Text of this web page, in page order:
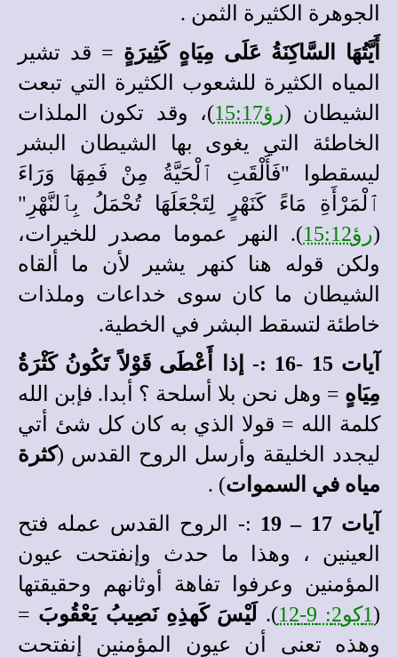
الجوهرة الكثيرة الثمن .
أَيَّتُهَا السَّاكِنَةُ عَلَى مِيَاهٍ كَثِيرَةٍ = قد تشير
المياه الكثيرة للشعوب الكثيرة التي تبعت
الشيطان (رؤ15:17
)، وقد تكون الملذات
الخاطئة التي يغوى بها الشيطان البشر
ليسقطوا "فَأَلْقَتِ ٱلْحَيَّةُ مِنْ فَمِهَا وَرَاءَ
ٱلْمَرْأَةِ مَاءً كَنَهْرٍ لِتَجْعَلَهَا تُحْمَلُ بِٱلنَّهْرِ"
(رؤ15:12
). النهر عموما مصدر للخيرات،
ولكن قوله هنا كنهر يشير لأن ما ألقاه
الشيطان ما كان سوى خداعات وملذات
خاطئة لتسقط البشر في الخطية.
آيات 15 -16 :- إذا أَعْطَى قَوْلاً تَكُونُ كَثْرَةُ
مِيَاهٍ = وهل نحن بلا أسلحة ؟ أبدا. فإبن الله
كلمة الله = قولا الذي به كان كل شئ أتي
ليجدد الخليقة وأرسل الروح القدس (كثرة
مياه في السموات) .
آيات 17 – 19
:- الروح القدس عمله فتح
العينين ، وهذا ما حدث وإنفتحت عيون
المؤمنين وعرفوا تفاهة أوثانهم وحقيقتها
(1كو2: 9-12 ). لَيْسَ كَهذِهِ نَصِيبُ يَعْقُوبَ =
وهذه تعنى أن عيون المؤمنين إنفتحت